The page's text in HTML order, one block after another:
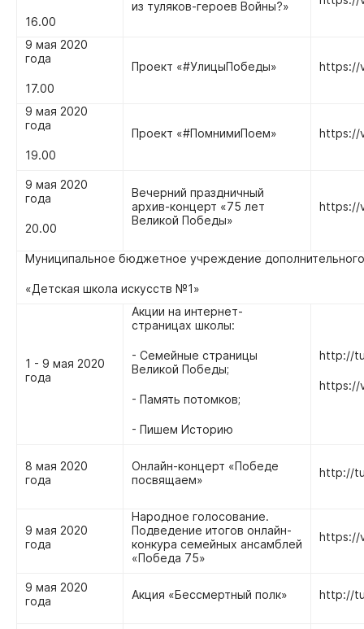
16.00
из туляков-героев Войны?»
9 мая 2020
года
17.00
Проект «#УлицыПобеды» https://
9 мая 2020
года
19.00
Проект «#ПомнимиПоем» https://
9 мая 2020
года
20.00
Вечерний праздничный
архив-концерт «75 лет
Великой Победы»
https://
Муниципальное бюджетное учреждение
«Детская школа искусств №1»
1 - 9 мая 2020
года
Акции на интернет-
страницах школы:
- Семейные страницы
Великой Победы;
- Память потомков;
- Пишем Историю
http://
https://
8 мая 2020
года
Онлайн-концерт «Победе
посвящаем»
http://
9 мая 2020
года
Народное голосование.
Подведение итогов онлайн-
конкура семейных ансамблей
«Победа 75»
https://
9 мая 2020
года
Акция «Бессмертный полк» http://